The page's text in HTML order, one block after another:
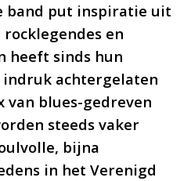
band put inspiratie uit
en
heeft sinds hun
achtergelaten
van blues-gedreven
steeds vaker
bijna
in het Verenigd